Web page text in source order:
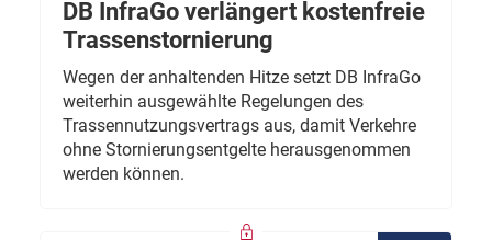
DB InfraGo verlängert kostenfreie
Trassenstornierung
Wegen der anhaltenden Hitze setzt DB InfraGo
weiterhin ausgewählte Regelungen des
Trassennutzungsvertrags aus, damit Verkehre
ohne Stornierungsentgelte herausgenommen
werden können.